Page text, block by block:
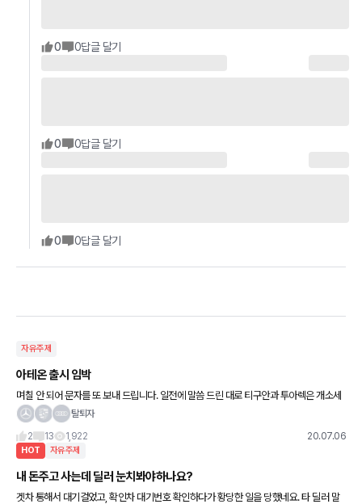
0 0답글 달기
0 0답글 달기
0 0답글 달기
자유주제
아테온 출시 임박
며칠 안 되어 문자를 또 보내 드립니다. 일전에 말씀 드린 대로 티구안과 투아렉은 개소세
70% 감면 되는 물량이 소량 남아 있어 빠르게 계약 하시면 출고가 가능 합니다. 아울러
탈퇴자
2
13 1,922 20.07.06
HOT 자유주제
내 돈주고 사는데 딜러 눈치봐야하나요?
겟차 통해서 대기걸었고, 확인차 대기번호 확인하다가 황당한 일을 당했네요. 타 딜러 말